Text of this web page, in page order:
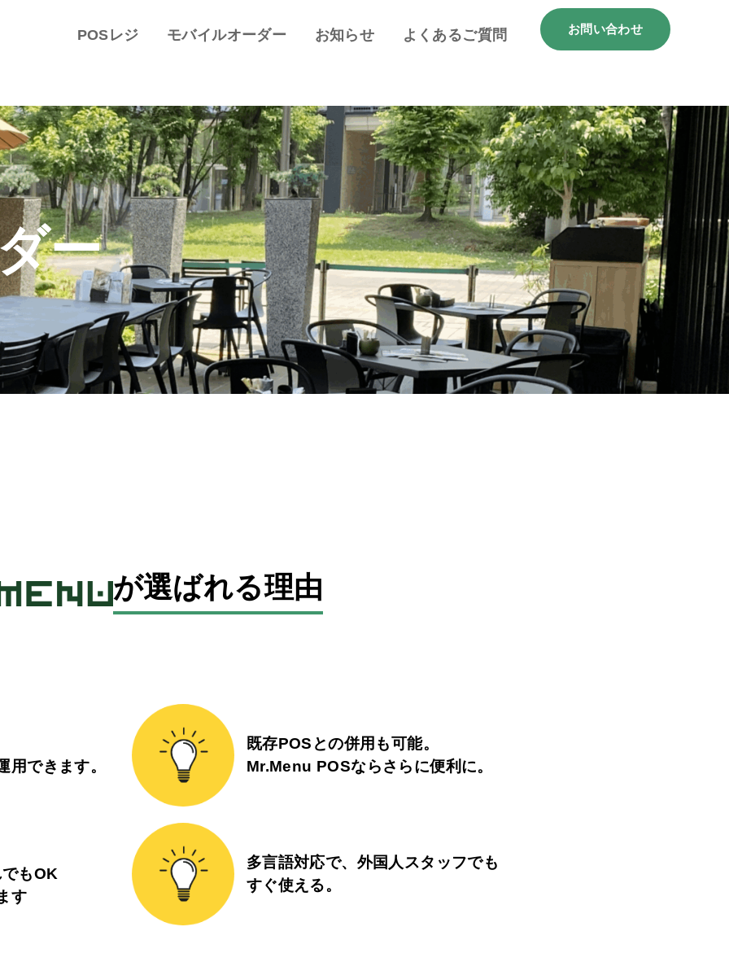
POSレジ モバイルオーダー お知らせ よくあるご質問 お問い合わせ
ー
が選ばれる理由
用できます。
既存POSとの併用も可能。
Mr.Menu POSならさらに便利に。
もOK
す
多言語対応で、外国人スタッフでも
すぐ使える。